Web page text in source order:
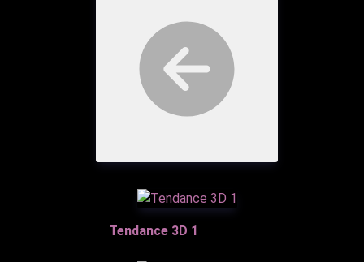
Tendance 3D 1